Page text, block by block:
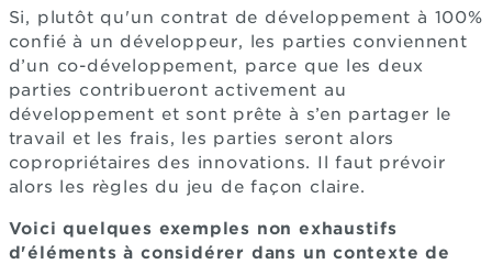
Si, plutôt qu'un contrat de développement à 100%
confié à un développeur, les parties conviennent
d’un co-développement, parce que les deux
parties contribueront activement au
développement et sont prête à s’en partager le
travail et les frais, les parties seront alors
copropriétaires des innovations. Il faut prévoir
alors les règles du jeu de façon claire.
Voici quelques exemples non exhaustifs
d'éléments à considérer dans un contexte de